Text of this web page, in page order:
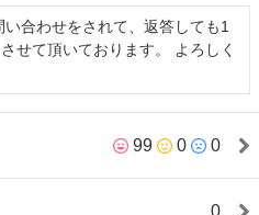
合わせをされて、返答しても1
せて頂いております。 よろしく
99 0 0
0